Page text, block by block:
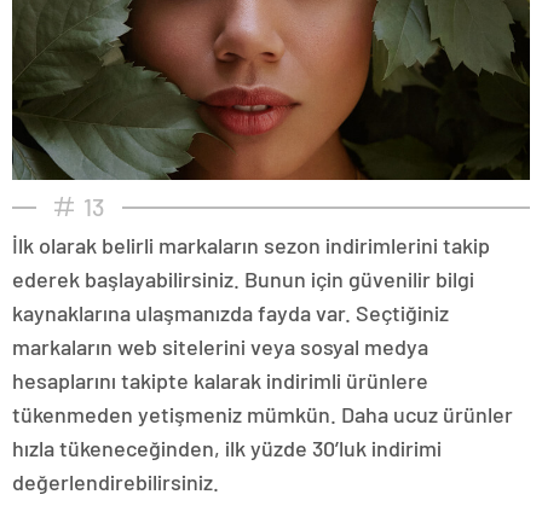
13
İlk olarak belirli markaların sezon indirimlerini takip
ederek başlayabilirsiniz. Bunun için güvenilir bilgi
kaynaklarına ulaşmanızda fayda var. Seçtiğiniz
markaların web sitelerini veya sosyal medya
hesaplarını takipte kalarak indirimli ürünlere
tükenmeden yetişmeniz mümkün. Daha ucuz ürünler
hızla tükeneceğinden, ilk yüzde 30’luk indirimi
değerlendirebilirsiniz.